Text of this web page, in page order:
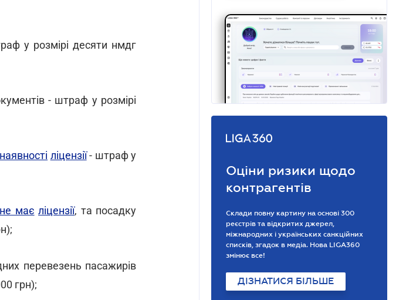
у розмірі десяти нмдг
- штраф у розмірі
ліцензії- штраф у
має ліцензії, та посадку
перевезень пасажирів
грн);
Оціни ризики щодо
контрагентів
Склади повну картину на основі 300
реєстрів та відкритих джерел,
міжнародних і українських санкційних
списків, згадок в медіа. Нова LIGA360
змінює все!
ДІЗНАТИСЯ БІЛЬШЕ